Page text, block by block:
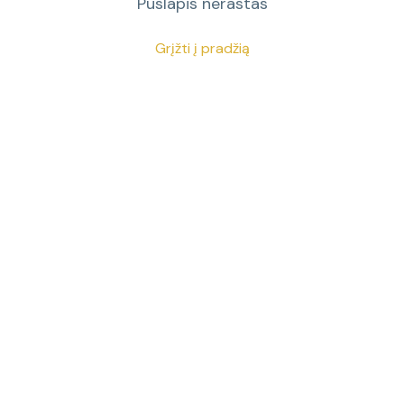
Grįžti į pradžią